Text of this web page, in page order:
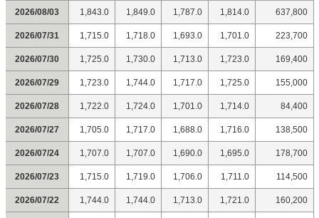
2026/08/03 1,843.0 1,849.0 1,787.0 1,814.0 637,800
2026/07/31 1,715.0 1,718.0 1,693.0 1,701.0 223,700
2026/07/30 1,725.0 1,730.0 1,713.0 1,723.0 169,400
2026/07/29 1,723.0 1,744.0 1,717.0 1,725.0 155,000
2026/07/28 1,722.0 1,724.0 1,701.0 1,714.0 84,400
2026/07/27 1,705.0 1,717.0 1,688.0 1,716.0 138,500
2026/07/24 1,707.0 1,707.0 1,690.0 1,695.0 178,700
2026/07/23 1,715.0 1,719.0 1,706.0 1,711.0 114,500
2026/07/22 1,744.0 1,744.0 1,713.0 1,721.0 160,200